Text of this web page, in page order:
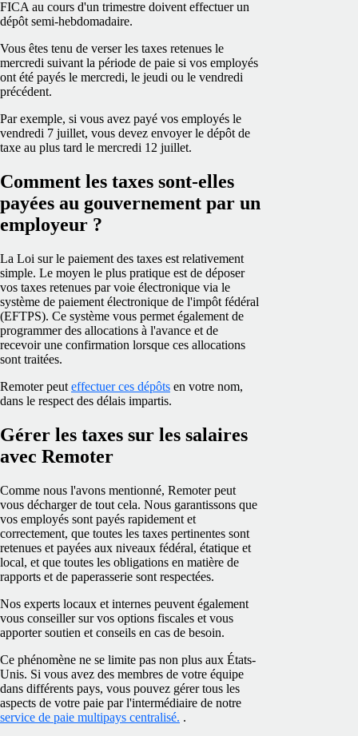
FICA au cours d'un trimestre doivent effectuer un
dépôt semi-hebdomadaire.
Vous êtes tenu de verser les taxes retenues le
mercredi suivant la période de paie si vos employés
ont été payés le mercredi, le jeudi ou le vendredi
précédent.
Par exemple, si vous avez payé vos employés le
vendredi 7 juillet, vous devez envoyer le dépôt de
taxe au plus tard le mercredi 12 juillet.
Comment les taxes sont-elles
payées au gouvernement par un
employeur ?
La Loi sur le paiement des taxes est relativement
simple. Le moyen le plus pratique est de déposer
vos taxes retenues par voie électronique via le
système de paiement électronique de l'impôt fédéral
(EFTPS). Ce système vous permet également de
programmer des allocations à l'avance et de
recevoir une confirmation lorsque ces allocations
sont traitées.
Remoter peut effectuer ces dépôts en votre nom,
dans le respect des délais impartis.
Gérer les taxes sur les salaires
avec Remoter
Comme nous l'avons mentionné, Remoter peut
vous décharger de tout cela. Nous garantissons que
vos employés sont payés rapidement et
correctement, que toutes les taxes pertinentes sont
retenues et payées aux niveaux fédéral, étatique et
local, et que toutes les obligations en matière de
rapports et de paperasserie sont respectées.
Nos experts locaux et internes peuvent également
vous conseiller sur vos options fiscales et vous
apporter soutien et conseils en cas de besoin.
Ce phénomène ne se limite pas non plus aux États-
Unis. Si vous avez des membres de votre équipe
dans différents pays, vous pouvez gérer tous les
aspects de votre paie par l'intermédiaire de notre
service de paie multipays centralisé. .